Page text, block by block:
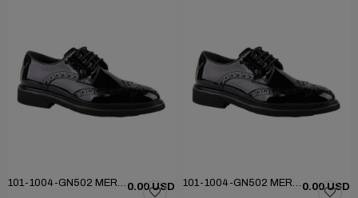
0.00 USD 0.00 USD